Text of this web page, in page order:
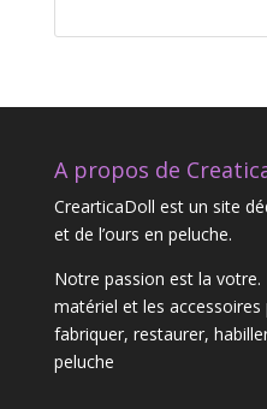
A propos de
CrearticaDoll est un site
et de l’ours en peluche.
Notre passion est la
matériel et les
fabriquer, restaurer,
peluche